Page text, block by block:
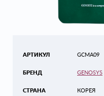
АРТИКУЛ
БРЕНД
СТРАНА
GCMA09
GENOSYS
КОРЕЯ